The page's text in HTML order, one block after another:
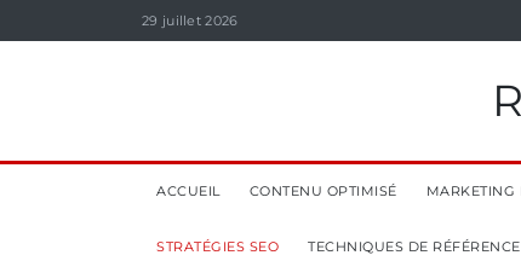
29 juillet 2026
ACCUEIL CONTENU OPTIMISÉ MARKETING
STRATÉGIES SEO TECHNIQUES DE